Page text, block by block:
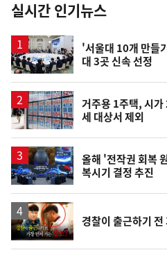
뉴
스
실시간 인기뉴스
'서울대 10개 만들
대 3곳 신속 선정
거주용 1주택, 시
세 대상서 제외
올해 '전작권 회복
복시기 결정 추진
영
상
경찰이 출근하기